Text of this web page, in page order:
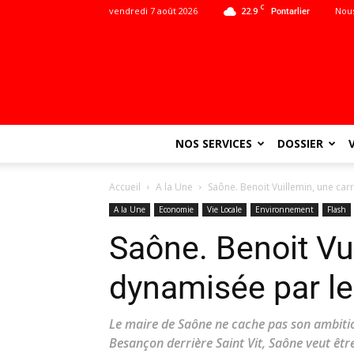
22.9 C Pontarlier
vendredi 7 août 2026
NOS SERVICES DOSSIER
Accueil A la Une Saône. Benoit Vuillemin, une
A la Une Economie Vie Locale Environnement Flash
Saône. Benoit
dynamisée par
Le maire de Saône ne cache pas son
Besançon derrière Saint Vit, Saône veut